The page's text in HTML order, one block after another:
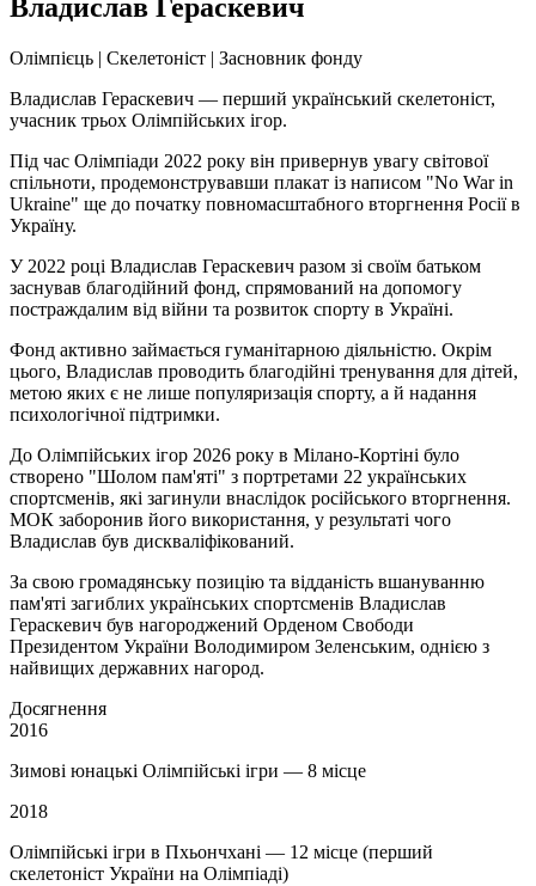
Владислав Гераскевич
Олімпієць | Скелетоніст | Засновник фонду
Владислав Гераскевич — перший український скелетоніст,
учасник трьох Олімпійських ігор.
Під час Олімпіади 2022 року він привернув увагу світової
спільноти, продемонструвавши плакат із написом "No War in
Ukraine" ще до початку повномасштабного вторгнення Росії в
Україну.
У 2022 році Владислав Гераскевич разом зі своїм батьком
заснував благодійний фонд, спрямований на допомогу
постраждалим від війни та розвиток спорту в Україні.
Фонд активно займається гуманітарною діяльністю. Окрім
цього, Владислав проводить благодійні тренування для дітей,
метою яких є не лише популяризація спорту, а й надання
психологічної підтримки.
До Олімпійських ігор 2026 року в Мілано-Кортіні було
створено "Шолом пам'яті" з портретами 22 українських
спортсменів, які загинули внаслідок російського вторгнення.
МОК заборонив його використання, у результаті чого
Владислав був дискваліфікований.
За свою громадянську позицію та відданість вшануванню
пам'яті загиблих українських спортсменів Владислав
Гераскевич був нагороджений Орденом Свободи
Президентом України Володимиром Зеленським, однією з
найвищих державних нагород.
Досягнення
2016
Зимові юнацькі Олімпійські ігри — 8 місце
2018
Олімпійські ігри в Пхьончхані — 12 місце (перший
скелетоніст України на Олімпіаді)